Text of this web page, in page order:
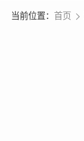
当前位置： 首页